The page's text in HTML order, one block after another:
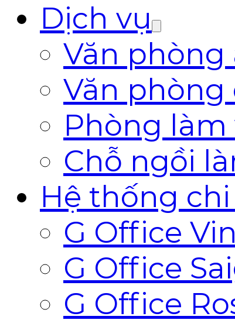
Dịch vụ
Văn phòng
Văn phòng
Phòng làm
Chỗ ngồi
Hệ thống
G Office
G Office
G Office